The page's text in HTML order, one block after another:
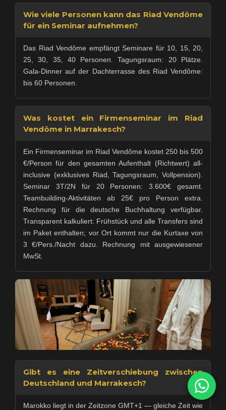
Wie viele Personen kann das Riad Vendôme
für ein Seminar aufnehmen?
Das Riad Vendôme empfängt Seminare für 10, 15, 20,
25, 30, 35, 40 Personen. Tagungsraum: 20 Plätze.
Gala-Dinner auf der Dachterrasse des Riad Vendôme:
bis 60 Personen.
Was kostet ein Firmenseminar im Riad
Vendôme in Marrakesch?
Ein Firmenseminar im Riad Vendôme kostet 250 bis 500
€/Person für den gesamten Aufenthalt (Richtwert) all-
inclusive (exklusives Riad, Tagungsraum, Vollpension).
Seminar 3T/2N für 20 Personen: 3.600€ gesamt.
Teambuilding-Aktivitäten ab 25€ pro Person extra.
Rechnung für die deutsche Buchhaltung verfügbar.
Transparent kalkuliert: Frühstück und alle Transfers sind
im Paket enthalten; vor Ort kommt nur die Kurtaxe von
3 €/Pers./Nacht dazu. Rechnung mit ausgewiesener
MwSt.
Gibt es eine Zeitverschiebung zwischen
Deutschland und Marrakesch?
Marokko liegt in der Zeitzone GMT+1 — gleiche Zeit wie